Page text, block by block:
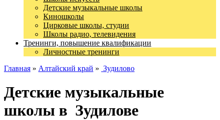
Детские музыкальные школы
Киношколы
Цирковые школы, студии
Школы радио, телевидения
Тренинги, повышение квалификации
Личностные тренинги
Главная » Алтайский край » Зудилово
Детские музыкальные
школы в Зудилове